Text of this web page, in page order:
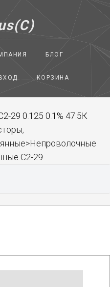
БЛОГ
ВХОД КОРЗИНА
29 0.125 0.1% 47.5К
С2-29